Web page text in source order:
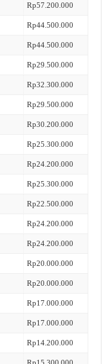
Rp57.200.000
Rp44.500.000
Rp44.500.000
Rp29.500.000
Rp32.300.000
Rp29.500.000
Rp30.200.000
Rp25.300.000
Rp24.200.000
Rp25.300.000
Rp22.500.000
Rp24.200.000
Rp24.200.000
Rp20.000.000
Rp20.000.000
Rp17.000.000
Rp17.000.000
Rp14.200.000